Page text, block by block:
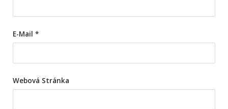
E-Mail *
Webová Stránka